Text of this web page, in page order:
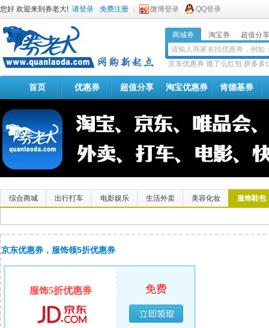
您好 欢迎来到券老大! 请登录 免费注册 微博登录 QQ登录
商城券 淘宝券 超值分享
京东优惠券 饿了么红包 拼多多
首页 优惠券 超值分享 淘宝优惠券 肯德基券
综合商城 出行打车 电影娱乐 生活外卖 美容化妆 服饰鞋包
京东优惠券，服饰领5折优惠券
服饰5折优惠券 免费
已经领完